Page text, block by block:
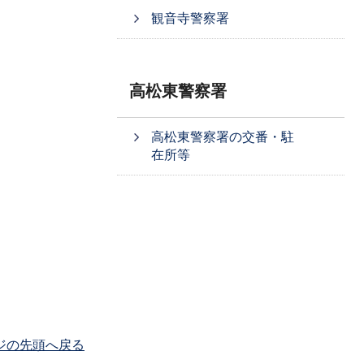
の先頭へ戻る
観音寺警察署
高松東警察署
高松東警察署の交番・駐
在所等